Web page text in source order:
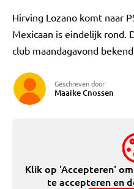
Hirving Lozano komt naar
Mexicaan is eindelijk rond.
club maandagavond
Geschreven door
Maaike Cnossen
Klik op 'Accepteren'
te accepteren en